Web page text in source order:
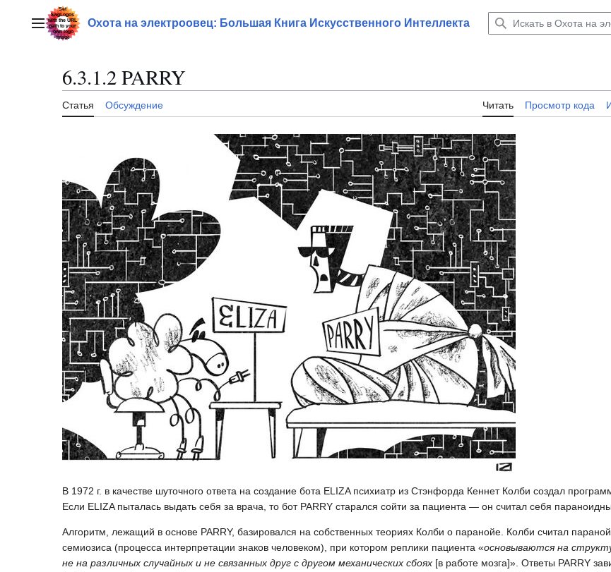
содержаниюГлавное менюОхота на электроовец: Большая Книга Искусственного Интеллекта
6.3.1.2 PARRY
Статья Обсуждение Читать Просмотр кода
В 1972 г. в качестве шуточного ответа на создание бота ELIZA психиатр из Стэнфорда Кеннет Колби создал
Если ELIZA пыталась выдать себя за врача, то бот PARRY старался сойти за пациента — он считал себя
Алгоритм, лежащий в основе PARRY, базировался на собственных теориях Колби о паранойе. Колби считал
семиозиса (процесса интерпретации знаков человеком), при котором реплики пациента «основываются на
не на различных случайных и не связанных друг с другом механических сбоях [в работе мозга]». Ответы PARRY